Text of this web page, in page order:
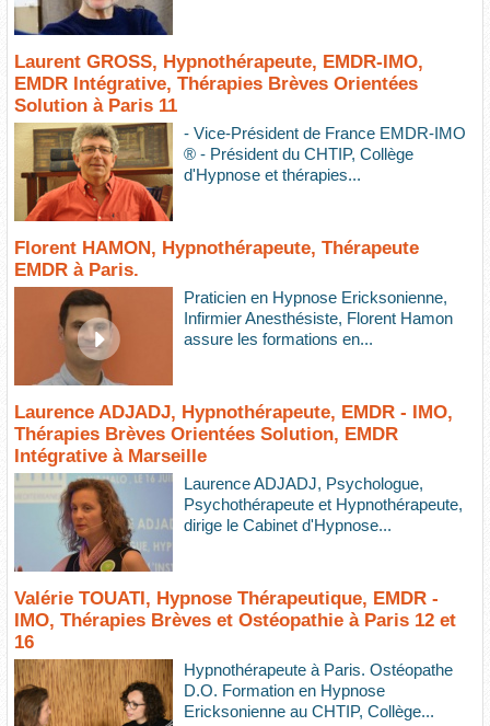
Laurent GROSS, Hypnothérapeute, EMDR-IMO,
EMDR Intégrative, Thérapies Brèves Orientées
Solution à Paris 11
- Vice-Président de France EMDR-IMO
® - Président du CHTIP, Collège
d'Hypnose et thérapies...
Florent HAMON, Hypnothérapeute, Thérapeute
EMDR à Paris.
Praticien en Hypnose Ericksonienne,
Infirmier Anesthésiste, Florent Hamon
assure les formations en...
Laurence ADJADJ, Hypnothérapeute, EMDR - IMO,
Thérapies Brèves Orientées Solution, EMDR
Intégrative à Marseille
Laurence ADJADJ, Psychologue,
Psychothérapeute et Hypnothérapeute,
dirige le Cabinet d'Hypnose...
Valérie TOUATI, Hypnose Thérapeutique, EMDR -
IMO, Thérapies Brèves et Ostéopathie à Paris 12 et
16
Hypnothérapeute à Paris. Ostéopathe
D.O. Formation en Hypnose
Ericksonienne au CHTIP, Collège...